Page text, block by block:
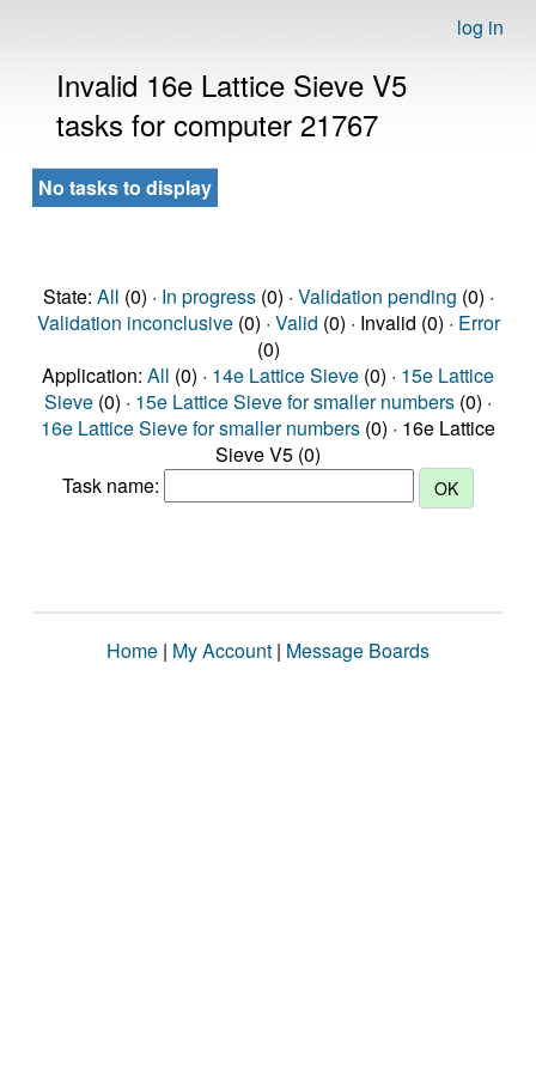
log in
Invalid 16e Lattice Sieve V5
tasks for computer 21767
No tasks to display
State: All (0) · In progress(0) · Validation pending (0) ·
Validation inconclusive(0) · Valid (0) · Invalid (0) · Error
(0)
Application: All (0) · 14e Lattice Sieve (0) · 15e Lattice
Sieve (0) · 15e Lattice Sieve for smaller numbers (0) ·
16e Lattice Sieve for smaller numbers (0) · 16e Lattice
Sieve V5 (0)
Task name:
Home | My Account | Message Boards